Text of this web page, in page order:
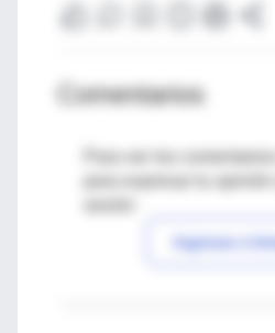
Comentarios
Para ver los
Ingresar a